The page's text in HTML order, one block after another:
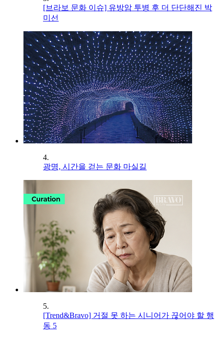
[브라보 문화 이슈] 유방암 투병 후 더 단단해진 박
미선
4.
광명, 시간을 걷는 문화 마실길
5.
[Trend&Bravo] 거절 못 하는 시니어가 끊어야 할 행
동 5